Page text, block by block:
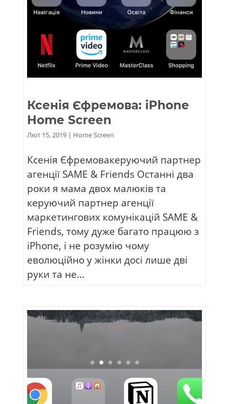
Ксенія Єфремова: iPhone
Home Screen
Лют 15, 2019| Home Screen
Ксенія Єфремовакеруючий партнер
агенції SAME & Friends Останні два
роки я мама двох малюків та
керуючий партнер агенції
маркетингових комунікацій SAME &
Friends, тому дуже багато працюю з
iPhone, і не розумію чому
еволюційно у жінки досі лише дві
руки та не...